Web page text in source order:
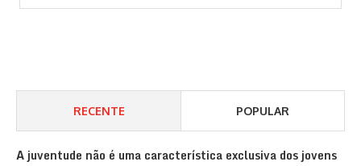
RECENTE POPULAR
A juventude não é uma característica exclusiva dos jovens